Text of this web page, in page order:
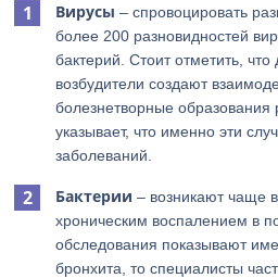
Вирусы – спровоцировать
более 200 разновидностей
бактерий. Стоит отметить, что
возбудители создают
болезнетворные
указывает, что именно эти
заболеваний.
Бактерии – возникают чаще
хроническим воспалением в
обследования показывают
бронхита, то специалисты